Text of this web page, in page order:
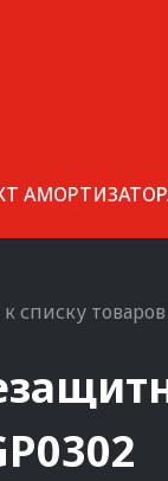
списку товаров